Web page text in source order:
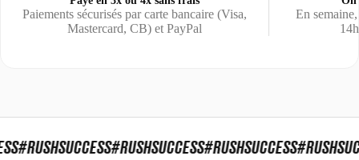
Paiements sécurisés par carte bancaire (Visa,
Mastercard, CB) et PayPal
En
#RUSHSUCCESS#RUSHSUCCESS#RUSHSUCCESS